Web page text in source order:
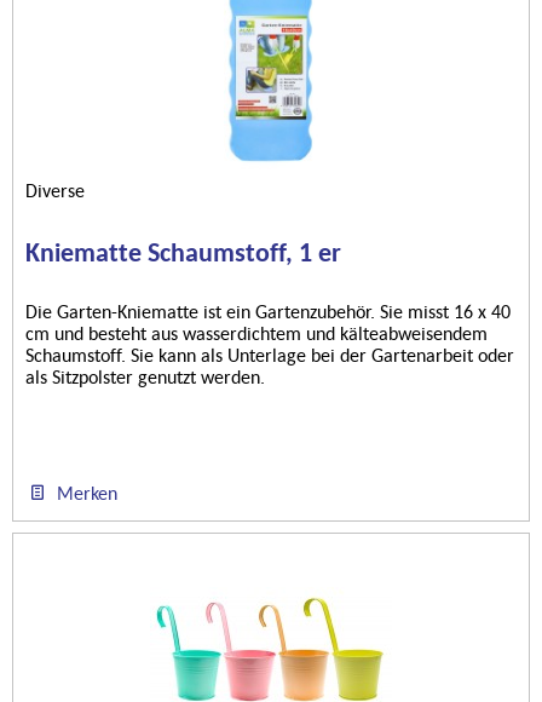
Diverse
Kniematte Schaumstoff, 1 er
Die Garten-Kniematte ist ein Gartenzubehör. Sie misst 16 x 40
cm und besteht aus wasserdichtem und kälteabweisendem
Schaumstoff. Sie kann als Unterlage bei der Gartenarbeit oder
als Sitzpolster genutzt werden.
Merken